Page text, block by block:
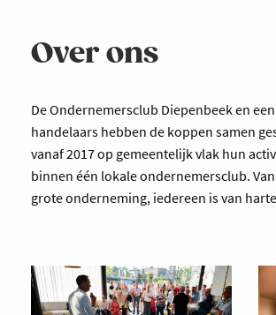
Over ons
De Ondernemersclub Diepenbeek en
handelaars hebben de koppen samen
vanaf 2017 op gemeentelijk vlak hun
binnen één lokale ondernemersclub.
grote onderneming, iedereen is van